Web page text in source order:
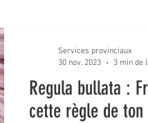
par le monde
Regula bullata :
cette règle de
Services provinciaux
30 nov. 2023
3 min de